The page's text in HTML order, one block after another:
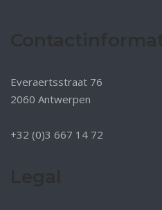
Everaertsstraat 76
2060 Antwerpen
+32 (0)3 667 14 72